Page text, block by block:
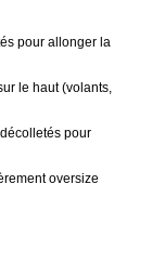
pour allonger la
le haut (volants,
pour
oversize